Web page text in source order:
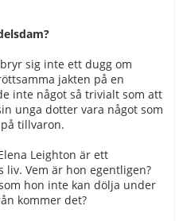
sig inte ett dugg om
jakten på en
inte något så trivialt som att
unga dotter vara något som
tillvaron.
Leighton är ett
Vem är hon egentligen?
hon inte kan dölja under
kommer det?